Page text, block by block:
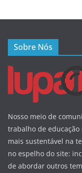
Sobre Nós
Nosso meio de
trabalho de
mais sustentável na
no espelho do site:
de abordar outros